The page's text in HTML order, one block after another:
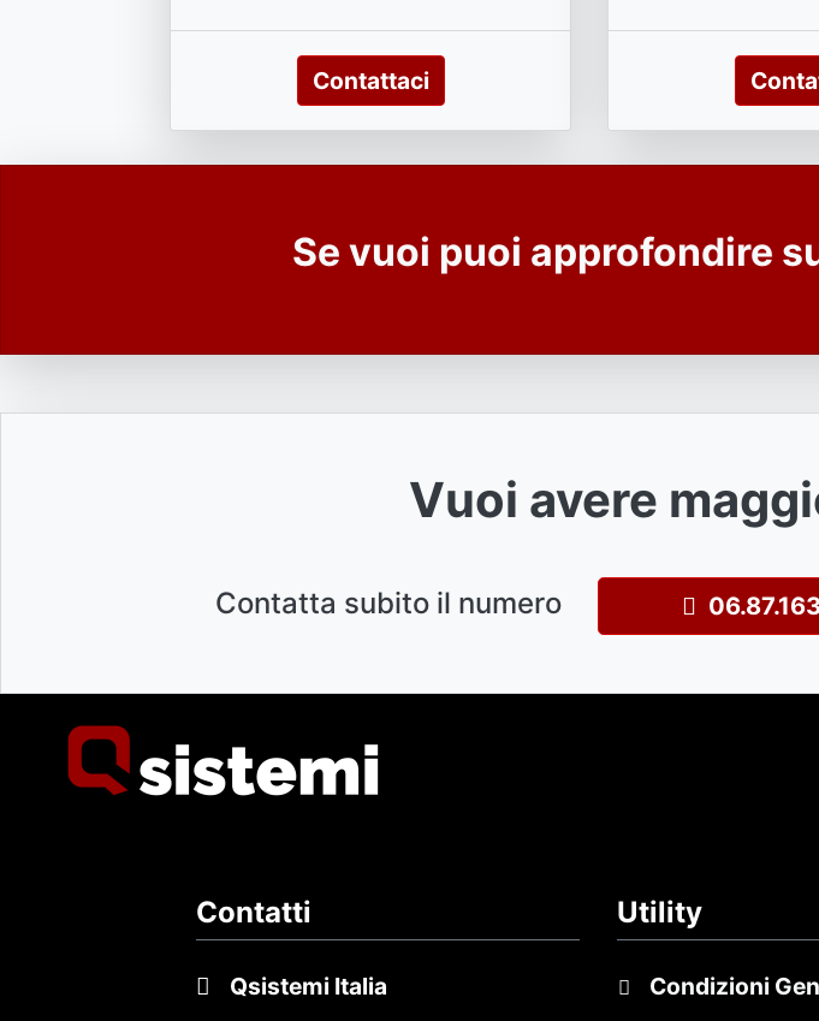
Contattaci
Se vuoi puoi approfondire
Vuoi avere
Contatta subito il numero 06.87.163
Contatti
Qsistemi Italia
Utility
Condizioni